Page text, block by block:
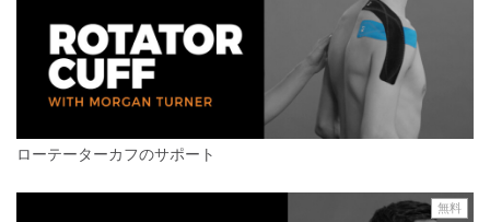
ローテーターカフのサポート
無料